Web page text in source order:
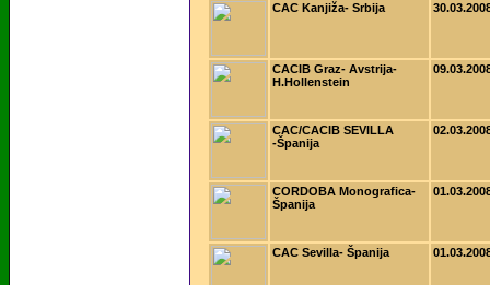
CAC Kanjiža- Srbija
CACIB Graz- Avstrija-
H.Hollenstein
CAC/CACIB SEVILLA
-Španija
CORDOBA Monografica-
Španija
CAC Sevilla- Španija